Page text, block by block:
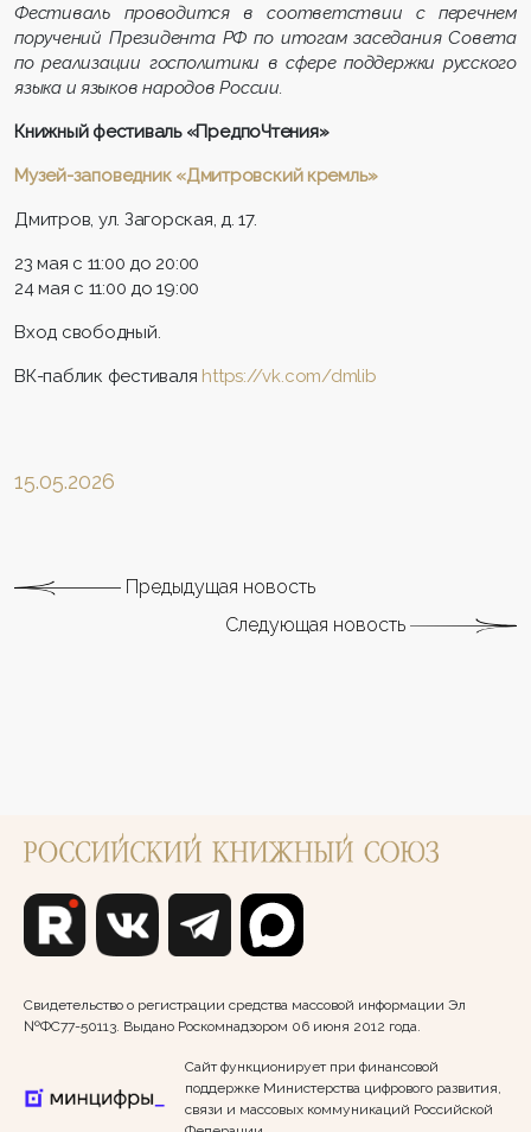
Фестиваль проводится в соответствии с перечнем
поручений Президента РФ по итогам заседания Совета
по реализации госполитики в сфере поддержки русского
языка и языков народов России.
Книжный фестиваль «ПредпоЧтения»
Музей-заповедник «Дмитровский кремль»
Дмитров, ул. Загорская, д. 17.
23 мая с 11:00 до 20:00
24 мая с 11:00 до 19:00
Вход свободный.
ВК-паблик фестиваля https://vk.com/dmlib
15.05.2026
Предыдущая новость
Следующая новость
Свидетельство о регистрации средства массовой информации Эл
№ФС77-50113. Выдано Роскомнадзором 06 июня 2012 года.
Сайт функционирует при финансовой
поддержке Министерства цифрового развития,
связи и массовых коммуникаций Российской